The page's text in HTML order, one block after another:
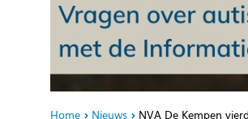
Home Nieuws NVA De Kempen